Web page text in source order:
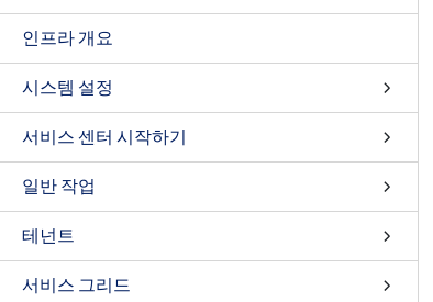
인프라 개요
시스템 설정
서비스 센터 시작하기
일반 작업
테넌트
서비스 그리드